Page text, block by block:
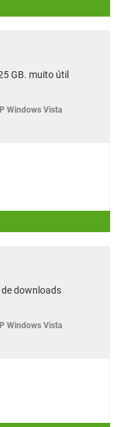
GB. muito útil
Windows Vista
downloads
Windows Vista